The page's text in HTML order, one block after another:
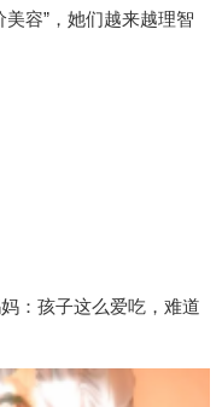
容”，她们越来越理智
：孩子这么爱吃，难道